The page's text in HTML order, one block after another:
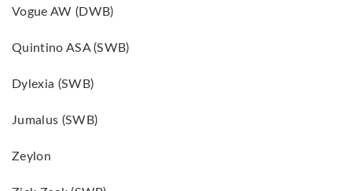
Vogue AW (DWB)
Quintino ASA (SWB)
Dylexia (SWB)
Jumalus (SWB)
Zeylon